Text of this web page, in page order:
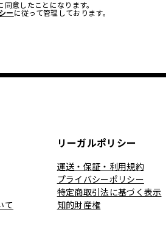
意したことになります。
ー に従って管理しております。
て
リーガルポリシー
運送・保証・利用規約
プライバシーポリシー
特定商取引法に基づく表示
知的財産権